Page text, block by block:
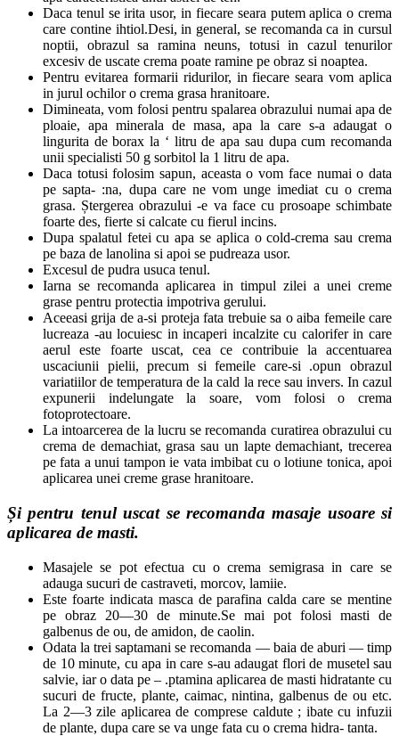
Daca tenul se irita usor, in fiecare seara putem aplica o crema
care contine ihtiol.Desi, in general, se recomanda ca in cursul
noptii, obrazul sa ramina neuns, totusi in cazul tenurilor
excesiv de uscate crema poate ramine pe obraz si noaptea.
Pentru evitarea formarii ridurilor, in fiecare seara vom aplica
in jurul ochilor o crema grasa hranitoare.
Dimineata, vom folosi pentru spalarea obrazului numai apa de
ploaie, apa minerala de masa, apa la care s-a adaugat o
lingurita de borax la ‘ litru de apa sau dupa cum recomanda
unii specialisti 50 g sorbitol la 1 litru de apa.
Daca totusi folosim sapun, aceasta o vom face numai o data
pe sapta- :na, dupa care ne vom unge imediat cu o crema
grasa. Ștergerea obrazului -e va face cu prosoape schimbate
foarte des, fierte si calcate cu fierul incins.
Dupa spalatul fetei cu apa se aplica o cold-crema sau crema
pe baza de lanolina si apoi se pudreaza usor.
Excesul de pudra usuca tenul.
Iarna se recomanda aplicarea in timpul zilei a unei creme
grase pentru protectia impotriva gerului.
Aceeasi grija de a-si proteja fata trebuie sa o aiba femeile care
lucreaza -au locuiesc in incaperi incalzite cu calorifer in care
aerul este foarte uscat, cea ce contribuie la accentuarea
uscaciunii pielii, precum si femeile care-si .opun obrazul
variatiilor de temperatura de la cald la rece sau invers. In cazul
expunerii indelungate la soare, vom folosi o crema
fotoprotectoare.
La intoarcerea de la lucru se recomanda curatirea obrazului cu
crema de demachiat, grasa sau un lapte demachiant, trecerea
pe fata a unui tampon ie vata imbibat cu o lotiune tonica, apoi
aplicarea unei creme grase hranitoare.
Și pentru tenul uscat se recomanda masaje usoare si
aplicarea de masti.
Masajele se pot efectua cu o crema semigrasa in care se
adauga sucuri de castraveti, morcov, lamiie.
Este foarte indicata masca de parafina calda care se mentine
pe obraz 20—30 de minute.Se mai pot folosi masti de
galbenus de ou, de amidon, de caolin.
Odata la trei saptamani se recomanda — baia de aburi — timp
de 10 minute, cu apa in care s-au adaugat flori de musetel sau
salvie, iar o data pe – .ptamina aplicarea de masti hidratante cu
sucuri de fructe, plante, caimac, nintina, galbenus de ou etc.
La 2—3 zile aplicarea de comprese caldute ; ibate cu infuzii
de plante, dupa care se va unge fata cu o crema hidra- tanta.